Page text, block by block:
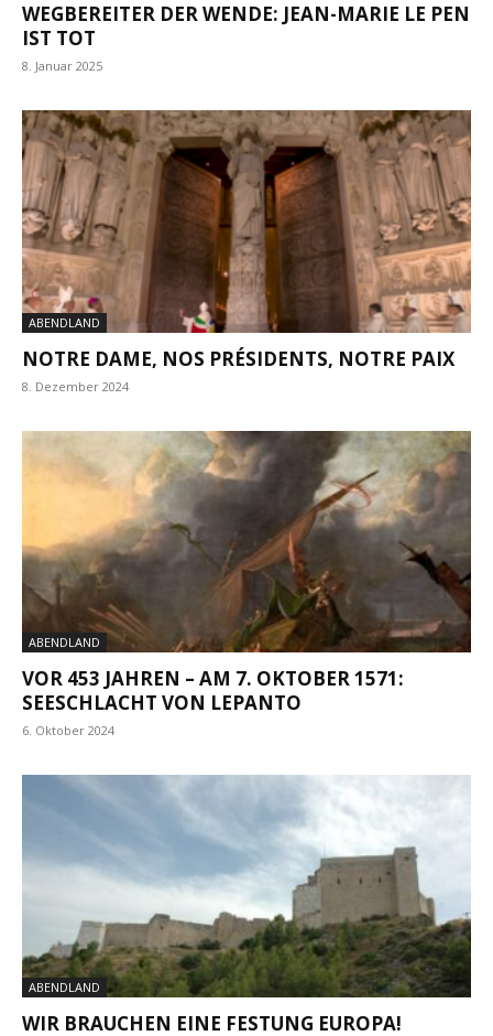
WEGBEREITER DER WENDE: JEAN-MARIE LE PEN
IST TOT
8. Januar 2025
ABENDLAND
NOTRE DAME, NOS PRÉSIDENTS, NOTRE PAIX
8. Dezember 2024
ABENDLAND
VOR 453 JAHREN – AM 7. OKTOBER 1571:
SEESCHLACHT VON LEPANTO
6. Oktober 2024
ABENDLAND
WIR BRAUCHEN EINE FESTUNG EUROPA!